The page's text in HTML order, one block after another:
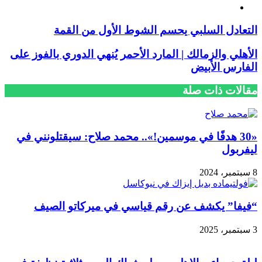
التعادل السلبي يحسم الشوط الأول من القمة
الأهلي والزمالك | المارد الأحمر يُنهي الدوري بالفوز على
الفارس الأبيض
مقالات ذات صلة
«30 هدفًا في موسمين!».. محمد صلاح: سيقتلونني في
ليفربول
8 سبتمبر، 2024
“فيفا” يكشف عن رقم قياسي في ميركاتو الصيف
3 سبتمبر، 2025